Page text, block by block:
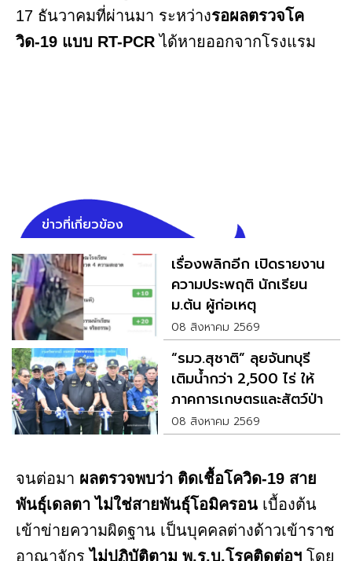
17 ธันวาคมที่ผ่านมา ระหว่างรอผลตรวจโค
วิด-19 แบบ RT-PCR ได้หายออกจากโรงแรม
ข่าวที่เกี่ยวข้อง
เรื่องพลิกอีก เปิดรายงาน
ความประพฤติ นักเรียน
ม.ต้น ผู้ก่อเหตุ
08 สิงหาคม 2569
“รมว.สุชาติ” ลุยจันทบุรี
เติมน้ำกว่า 2,500 ไร่ ให้
ภาคการเกษตรและสัตว์ป่า
08 สิงหาคม 2569
จนต่อมา ผลตรวจพบว่า ติดเชื้อโควิด-19 สาย
พันธุ์เดลตา ไม่ใช่สายพันธุ์โอมิครอน เบื้องต้น
เข้าข่ายความผิดฐาน เป็นบุคคลต่างด้าวเข้าราช
อาณาจักร ไม่ปฏิบัติตาม พ.ร.บ.โรคติดต่อฯ โดย